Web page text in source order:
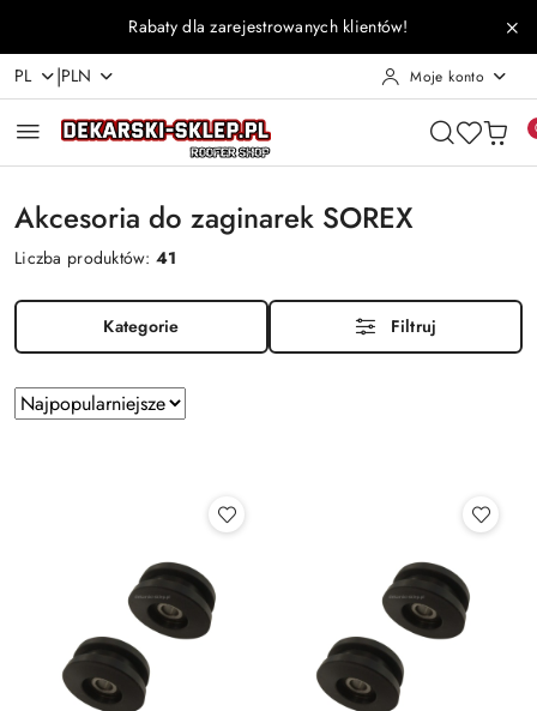
Przejdź do treści głównej
Przejdź do wyszukiwarki
Przejdź do moje konto
Przejdź do menu głównego
Przejdź do stopkiRabaty dla zarejestrowanych klientów!
PL |PLN Moje konto
Akcesoria do zaginarek SOREX
Liczba produktów:41
Kategorie Filtruj
Zastosowano
sortowanie:
Sortuj
według